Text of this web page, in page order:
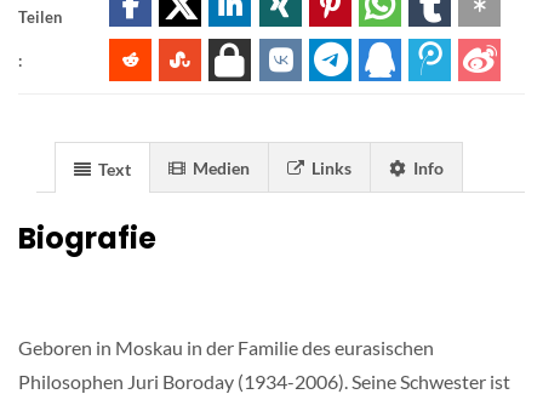
Teilen
:
Text Medien Links Info
Biografie
Geboren in Moskau in der Familie des eurasischen
Philosophen Juri Boroday (1934-2006). Seine Schwester ist